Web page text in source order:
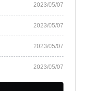
2023/05/07
2023/05/07
2023/05/07
2023/05/07